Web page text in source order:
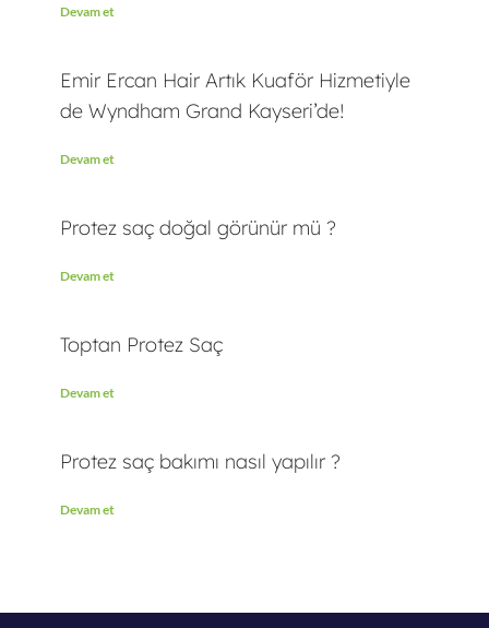
Devam et
Emir Ercan Hair Artık Kuaför Hizmetiyle
de Wyndham Grand Kayseri’de!
Devam et
Protez saç doğal görünür mü ?
Devam et
Toptan Protez Saç
Devam et
Protez saç bakımı nasıl yapılır ?
Devam et